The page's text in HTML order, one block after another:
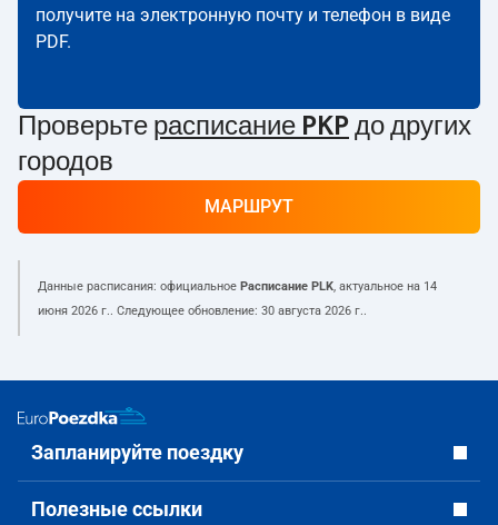
получите на электронную почту и телефон в виде
PDF.
Проверьте расписание PKP до других
городов
МАРШРУТ
Данные расписания: официальное Расписание PLK, актуальное на 14
июня 2026 г.. Следующее обновление: 30 августа 2026 г..
Запланируйте поездку
Полезные ссылки